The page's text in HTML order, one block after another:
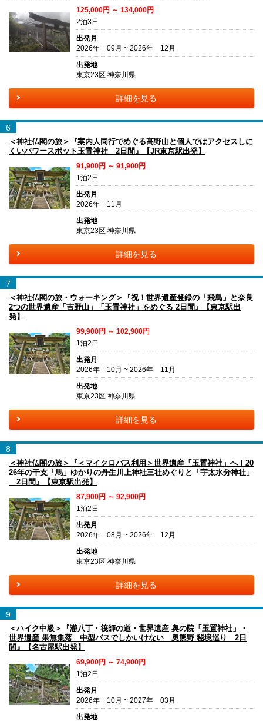
125,000円 ～ 134,000円
2泊3日
出発月
2026年 09月 ~ 2026年 12月
出発地
東京23区 神奈川県
詳細を見る
6
＜神社仏閣の旅＞『案内人同行でめぐる高野山と個人ではアクセスしに
くいパワースポット玉置神社 2日間』【JR東京駅出発】
91,900円 ～ 91,900円
1泊2日
出発月
2026年 11月
出発地
東京23区 神奈川県
詳細を見る
7
＜神社仏閣の旅・ウォーキング＞『祝！世界遺産登録の「飛鳥」と奈良
2つの世界遺産「吉野山」「玉置神社」をめぐる 2日間』【東京駅出
発】
99,900円 ～ 102,900円
1泊2日
出発月
2026年 10月 ~ 2026年 11月
出発地
東京23区 神奈川県
詳細を見る
8
＜神社仏閣の旅＞『＜マイクロバス利用＞世界遺産「玉置神社」へ！20
26年の干支「馬」ゆかりの丹生川上神社三社めぐりと「宇太水分神社」
2日間』【東京駅出発】
87,900円 ～ 92,900円
1泊2日
出発月
2026年 08月 ~ 2026年 12月
出発地
東京23区 神奈川県
詳細を見る
9
＜ハイク中級＞『瀞八丁・筏師の道・世界遺産 奥の院「玉置神社」・
世界遺産 果無集落 中型バスでしかいけない 奥熊野 秘境巡り 2日
間』【名古屋駅出発】
69,900円 ～ 74,900円
1泊2日
出発月
2026年 10月 ~ 2027年 03月
出発地